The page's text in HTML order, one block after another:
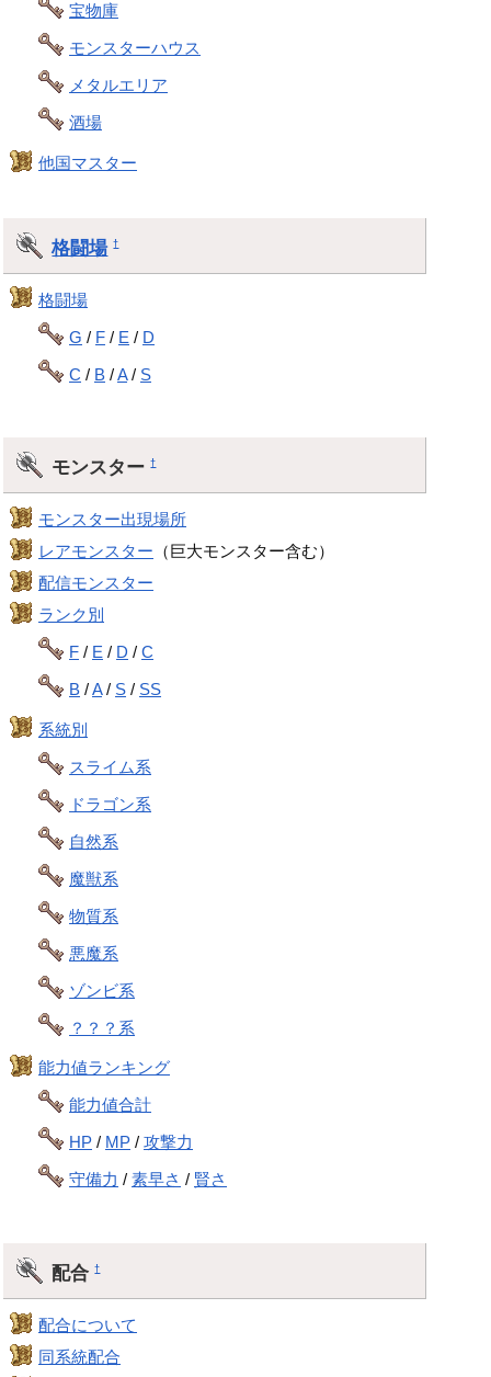
宝物庫
モンスターハウス
メタルエリア
酒場
他国マスター
格闘場 †
格闘場
G / F / E / D
C / B /A/ S
モンスター†
モンスター出現場所
レアモンスター （巨大モンスター含む）
配信モンスター
ランク別
F / E / D /C
B /A/ S / SS
系統別
スライム系
ドラゴン系
自然系
魔獣系
物質系
悪魔系
ゾンビ系
？？？系
能力値ランキング
能力値合計
HP / MP /攻撃力
守備力 /素早さ / 賢さ
配合†
配合について
同系統配合